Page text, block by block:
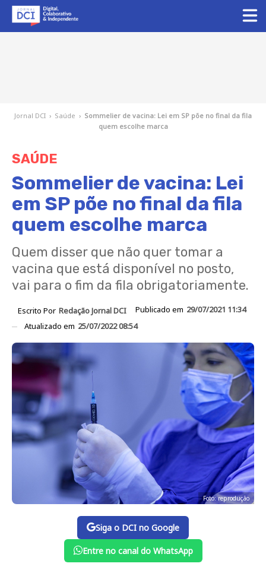
Jornal DCI › Saúde › Sommelier de vacina: Lei em SP põe no final da fila
quem escolhe marca
SAÚDE
Sommelier de vacina: Lei
em SP põe no final da fila
quem escolhe marca
Quem disser que não quer tomar a
vacina que está disponível no posto,
vai para o fim da fila obrigatoriamente.
Escrito Por Redação Jornal DCI Publicado em 29/07/2021 11:34
Atualizado em 25/07/2022 08:54
Foto: reprodução
Siga o DCI no Google
Entre no canal do WhatsApp